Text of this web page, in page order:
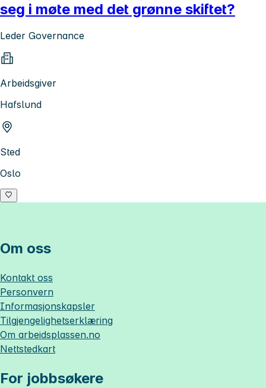
seg i møte med det grønne skiftet?
Leder Governance
Arbeidsgiver
Hafslund
Sted
Oslo
Om oss
Kontakt oss
Personvern
Informasjonskapsler
Tilgjengelighetserklæring
Om arbeidsplassen.no
Nettstedkart
For jobbsøkere